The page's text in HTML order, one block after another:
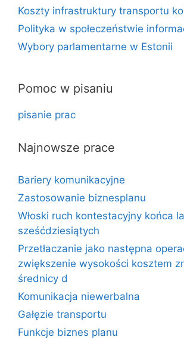
Koszty infrastruktury transportu
Polityka w społeczeństwie
Wybory parlamentarne w Estonii
Pomoc w pisaniu
pisanie prac
Najnowsze prace
Bariery komunikacyjne
Zastosowanie biznesplanu
Włoski ruch kontestacyjny końca
sześćdziesiątych
Przetłaczanie jako następna
zwiększenie wysokości kosztem
średnicy d
Komunikacja niewerbalna
Gałęzie transportu
Funkcje biznes planu